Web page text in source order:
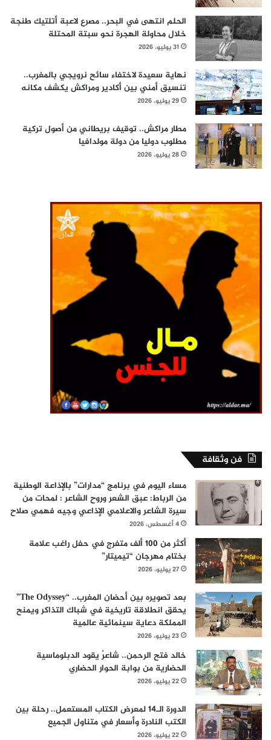
الحلم انتهى في البحر.. مصرع لاعبة أتلتيك طنجة
خلال محاولة الهجرة نحو سبتة المحتلة
31 يوليو، 2026
نهاية سعيدة لاختفاء سائح نرويجي بالمغرب..
تنسيق أمني بين أكادير ومراكش يكشف مكانه
29 يوليو، 2026
مطار مراكش.. توقيف بريطاني من أصول تركية
مطلوب دوليا من دولة مولدافيا
28 يوليو، 2026
فن وثقافة
مساء اليوم في برنامج “مدارات” بالإذاعة الوطنية
من الرباط: عبق الشعر وروح الشاعر : لمحات من
سيرة الشاعر والاعلامي الإذاعي وجيه فهمي صلاح
4 أغسطس، 2026
أكثر من 100 ألف متفرج في حفل راغب علامة
بختام مهرجان “تيميتار”
27 يوليو، 2026
بعد تصويره بين أحضان المغرب.. “The Odyssey”
يحقق انطلاقة تاريخية في شباك التذاكر ويمنح
المملكة دعاية سينمائية عالمية
23 يوليو، 2026
خالد فتح الرحمن.. شاعرٌ يقود الدبلوماسية
الحضارية من بوابة الحوار الحضاري
22 يوليو، 2026
الدورة الـ14 لمعرض الكتاب المستعمل.. رحلة بين
الكتب النادرة وأسعار في متناول الجميع
22 يوليو، 2026